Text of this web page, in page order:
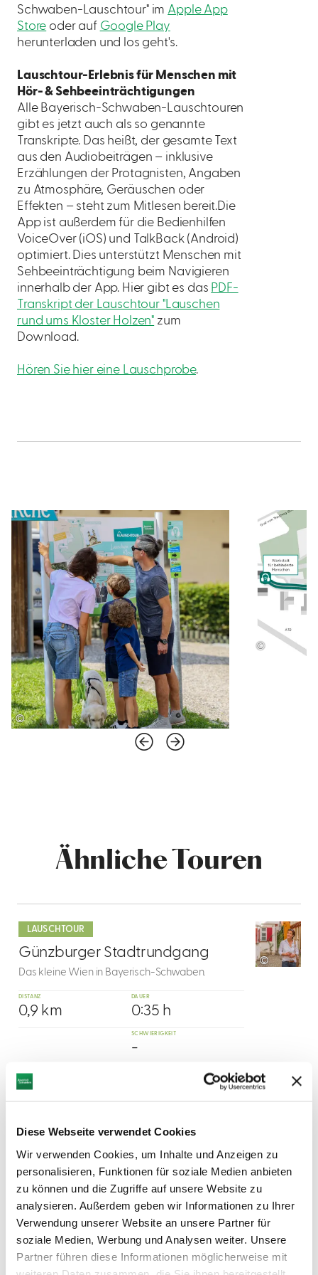
Diese Webseite verwendet Cookies
Wir verwenden Cookies, um Inhalte und Anzeigen zu
personalisieren, Funktionen für soziale Medien anbieten
zu können und die Zugriffe auf unsere Website zu
analysieren. Außerdem geben wir Informationen zu Ihrer
Verwendung unserer Website an unsere Partner für
soziale Medien, Werbung und Analysen weiter. Unsere
Partner führen diese Informationen möglicherweise mit
Schwaben-Lauschtour" im Apple App
Store oder auf Google Play
herunterladen und los geht's.
Lauschtour-Erlebnis für Menschen mit
Hör- & Sehbeeinträchtigungen
Alle Bayerisch-Schwaben-Lauschtouren
gibt es jetzt auch als so genannte
Transkripte. Das heißt, der gesamte Text
aus den Audiobeiträgen – inklusive
Erzählungen der Protagnisten, Angaben
zu Atmosphäre, Geräuschen oder
Effekten – steht zum Mitlesen bereit.Die
App ist außerdem für die Bedienhilfen
VoiceOver (iOS) und TalkBack (Android)
optimiert. Dies unterstützt Menschen mit
Sehbeeinträchtigung beim Navigieren
innerhalb der App. Hier gibt es das PDF-
Transkript der Lauschtour "Lauschen
rund ums Kloster Holzen" zum
Download.
Hören Sie hier eine Lauschprobe.
©
©
Ähnliche Touren
LAUSCHTOUR
1
Günzburger Stadtrundgang
©
Das kleine Wien in Bayerisch-Schwaben.
DISTANZ
0,9 km
DAUER
0:35 h
SCHWIERIGKEIT
-
dazu
2
Baumlehrpfad am Marbach
Dieser Baumlehrpfad informiert über heimischen
Sie parken am Zeltplatz beim Michelsberg
(Thalheim), gehen entlang des Zeltplatzes und
DISTANZ
0,8 km
DAUER
mehr